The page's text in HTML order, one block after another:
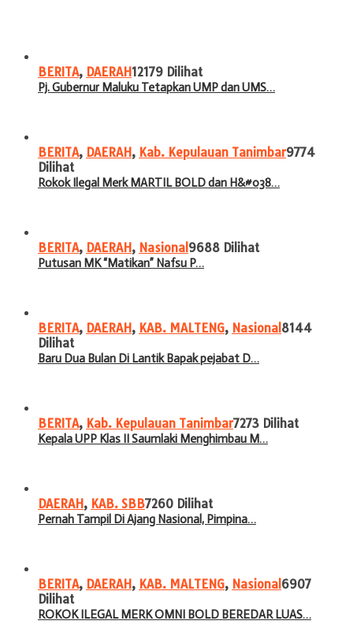
BERITA, DAERAH12179 Dilihat
Pj. Gubernur Maluku Tetapkan UMP dan UMS…
BERITA, DAERAH, Kab. Kepulauan Tanimbar9774
Dilihat
Rokok Ilegal Merk MARTIL BOLD dan H&#038…
BERITA, DAERAH, Nasional 9688 Dilihat
Putusan MK “Matikan” Nafsu P…
BERITA, DAERAH, KAB. MALTENG, Nasional 8144
Dilihat
Baru Dua Bulan Di Lantik Bapak pejabat D…
BERITA, Kab. Kepulauan Tanimbar7273 Dilihat
Kepala UPP Klas II Saumlaki Menghimbau M…
DAERAH, KAB. SBB7260 Dilihat
Pernah Tampil Di Ajang Nasional, Pimpina…
BERITA, DAERAH, KAB. MALTENG, Nasional 6907
Dilihat
ROKOK ILEGAL MERK OMNI BOLD BEREDAR LUAS…